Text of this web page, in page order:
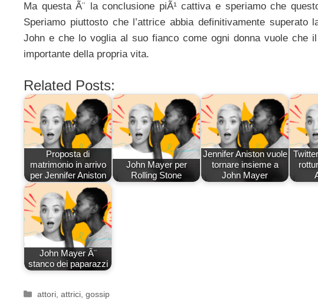
Ma questa Ã¨ la conclusione piÃ¹ cattiva e speriamo che
Speriamo piuttosto che l’attrice abbia definitivamente
John e che lo voglia al suo fianco come ogni donna vuole che
importante della propria vita.
Related Posts:
Proposta di
matrimonio in arrivo
per Jennifer Aniston
John Mayer per
Rolling Stone
Jennifer Aniston vuole
tornare insieme a
John Mayer
John Mayer Ã¨
stanco dei paparazzi
Categorie
attori ,attrici ,gossip